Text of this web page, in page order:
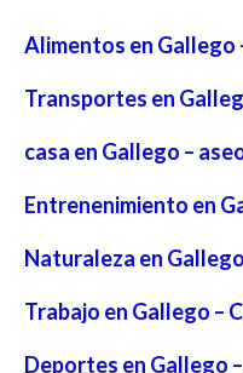
Alimentos en Gallego
Transportes en
casa en Gallego –
Entrenenimiento en
Naturaleza en
Trabajo en Gallego –
Deportes en Gallego